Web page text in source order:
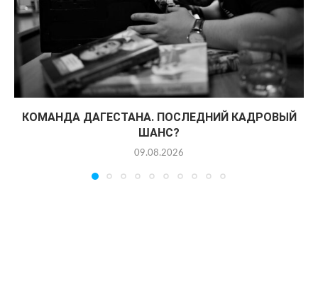
КОМАНДА ДАГЕСТАНА. ПОСЛЕДНИЙ КАДРОВЫЙ
ШАНС?
09.08.2026